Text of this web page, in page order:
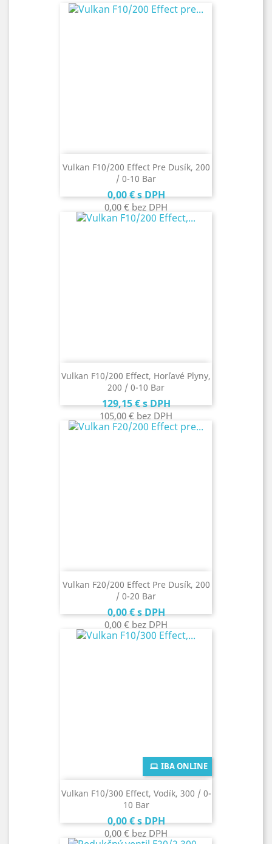
Vulkan F10/200 Effect Pre Dusík, 200
/ 0-10 Bar
Cena
0,00 €s DPH
0,00 € bez DPH
Vulkan F10/200 Effect, Horľavé Plyny,
200 / 0-10 Bar
Cena
129,15 €s DPH
105,00 € bez DPH
Vulkan F20/200 Effect Pre Dusík, 200
/ 0-20 Bar
Cena
0,00 €s DPH
0,00 € bez DPH
Vulkan F10/300 Effect, Vodík, 300 / 0-
10 Bar
Cena
0,00 €s DPH
0,00 € bez DPH
IBA ONLINE